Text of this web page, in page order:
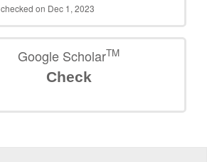
checked on Dec 1, 2023
Google ScholarTM
Check